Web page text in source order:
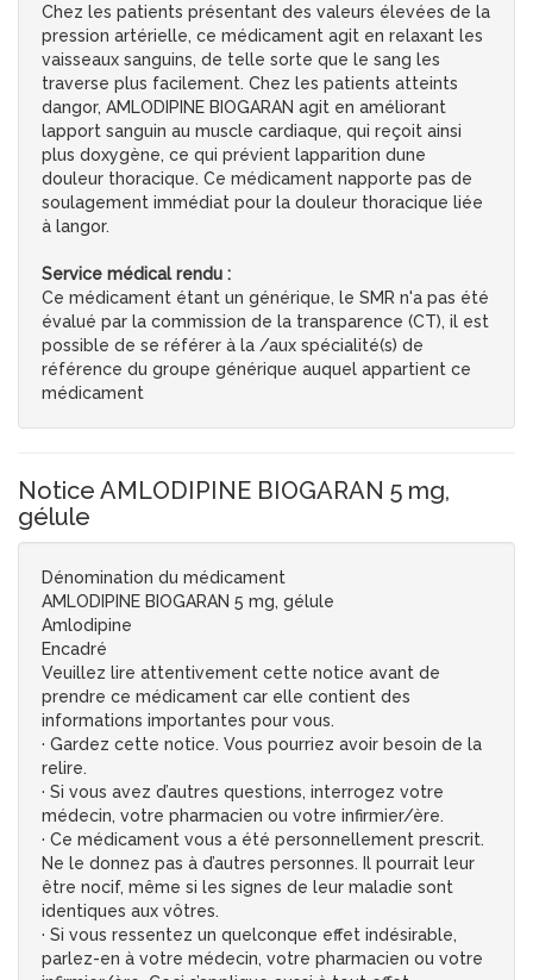
Chez les patients présentant des valeurs élevées de la
pression artérielle, ce médicament agit en relaxant les
vaisseaux sanguins, de telle sorte que le sang les
traverse plus facilement. Chez les patients atteints
dangor, AMLODIPINE BIOGARAN agit en améliorant
lapport sanguin au muscle cardiaque, qui reçoit ainsi
plus doxygène, ce qui prévient lapparition dune
douleur thoracique. Ce médicament napporte pas de
soulagement immédiat pour la douleur thoracique liée
à langor.
Service médical rendu :
Ce médicament étant un générique, le SMR n'a pas été
évalué par la commission de la transparence (CT), il est
possible de se référer à la /aux spécialité(s) de
référence du groupe générique auquel appartient ce
médicament
Notice AMLODIPINE BIOGARAN 5 mg,
gélule
Dénomination du médicament
AMLODIPINE BIOGARAN 5 mg, gélule
Amlodipine
Encadré
Veuillez lire attentivement cette notice avant de
prendre ce médicament car elle contient des
informations importantes pour vous.
· Gardez cette notice. Vous pourriez avoir besoin de la
relire.
· Si vous avez d’autres questions, interrogez votre
médecin, votre pharmacien ou votre infirmier/ère.
· Ce médicament vous a été personnellement prescrit.
Ne le donnez pas à d’autres personnes. Il pourrait leur
être nocif, même si les signes de leur maladie sont
identiques aux vôtres.
· Si vous ressentez un quelconque effet indésirable,
parlez-en à votre médecin, votre pharmacien ou votre